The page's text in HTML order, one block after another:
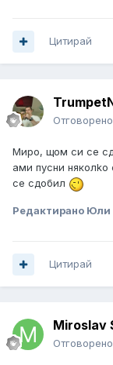
Цитирай
Отговорено
Миро, щом си се
ами пусни няколkо
се сдобил
Редактирано Юли
Цитирай
Miroslav
Отговорено